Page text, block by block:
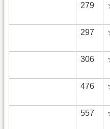
279
297
306
476
557